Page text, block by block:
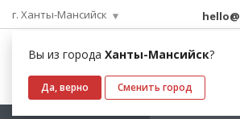
г. Ханты-Мансийск
Вы из города Ханты-Мансийск?
Да, верно Сменить город